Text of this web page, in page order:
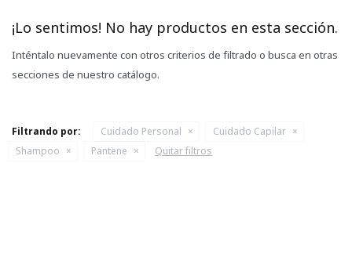
¡Lo sentimos! No hay productos en esta sección.
Inténtalo nuevamente con otros criterios de filtrado o busca en otras
secciones de nuestro catálogo.
Filtrando por: Cuidado Personal
Cuidado Capilar
Shampoo
Pantene Quitar filtros
Pañales y Toallitas
Lactancia y Nutrición
Higiene y Bienestar